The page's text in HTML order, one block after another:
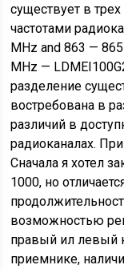
существует в
частотами
MHz and 863 —
MHz —
разделение
востребована в
различий в
радиоканалах.
Сначала я хотел
1000, но
возможностью
правый ил левый
приемнике,